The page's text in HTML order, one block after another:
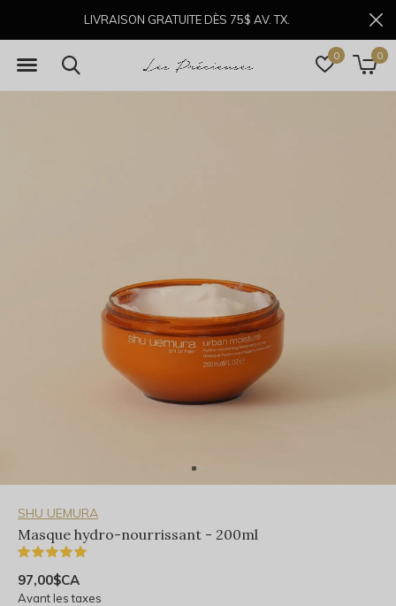
0 0
LIVRAISON GRATUITE DÈS 75$ AV. TX.
SHU UEMURA
Masque hydro-nourrissant - 200ml
97,00$CA
Avant les taxes